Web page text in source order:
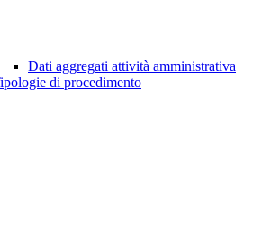
Dati aggregati attività amministrativa
di procedimento